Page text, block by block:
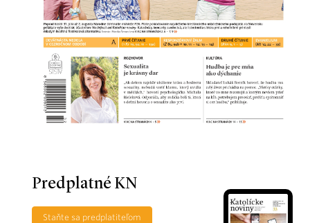
Predplatné KN
Staňte sa predplatiteľom